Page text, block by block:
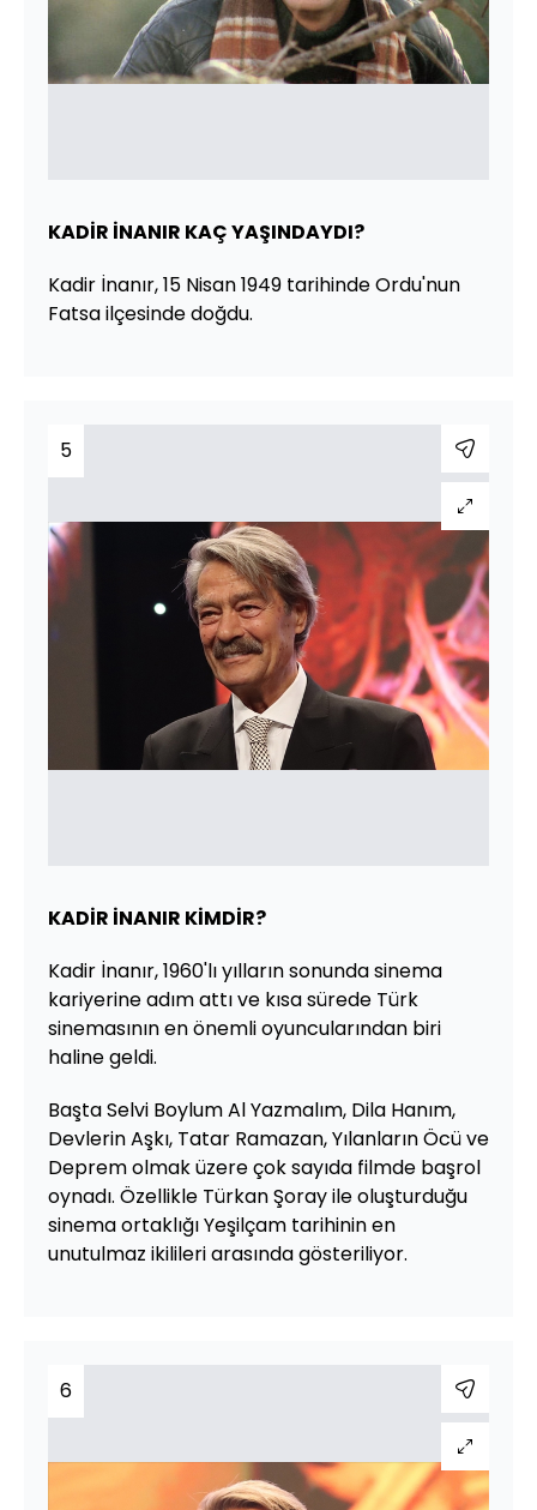
KADİR İNANIR KAÇ YAŞINDAYDI?
Kadir İnanır, 15 Nisan 1949 tarihinde Ordu'nun
Fatsa ilçesinde doğdu.
5
KADİR İNANIR KİMDİR?
Kadir İnanır, 1960'lı yılların sonunda sinema
kariyerine adım attı ve kısa sürede Türk
sinemasının en önemli oyuncularından biri
haline geldi.
Başta Selvi Boylum Al Yazmalım, Dila Hanım,
Devlerin Aşkı, Tatar Ramazan, Yılanların Öcü ve
Deprem olmak üzere çok sayıda filmde başrol
oynadı. Özellikle Türkan Şoray ile oluşturduğu
sinema ortaklığı Yeşilçam tarihinin en
unutulmaz ikilileri arasında gösteriliyor.
6